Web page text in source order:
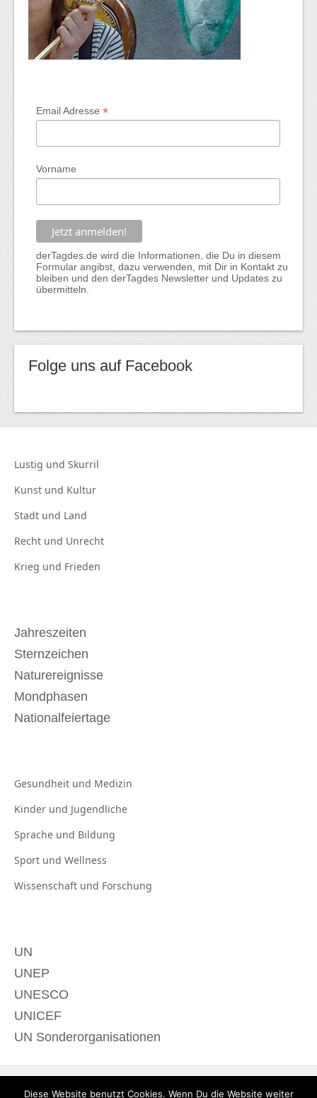
Email Adresse*
Vorname
derTagdes.de wird die Informationen, die Du in diesem
Formular angibst, dazu verwenden, mit Dir in Kontakt zu
bleiben und den derTagdes Newsletter und Updates zu
übermitteln.
Folge uns auf Facebook
Lustig und Skurril
Kunst und Kultur
Stadt und Land
Recht und Unrecht
Krieg und Frieden
Jahreszeiten
Sternzeichen
Naturereignisse
Mondphasen
Nationalfeiertage
Gesundheit und Medizin
Kinder und Jugendliche
Sprache und Bildung
Sport und Wellness
Wissenschaft und Forschung
UN
UNEP
UNESCO
UNICEF
UN Sonderorganisationen
Diese Website benutzt Cookies. Wenn Du die Website weiter